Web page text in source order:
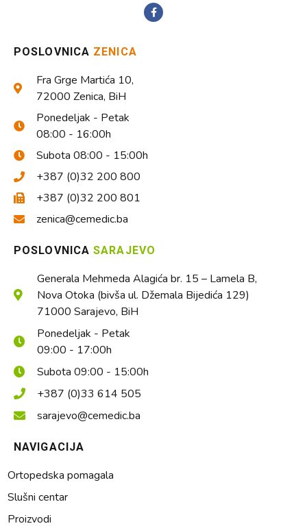
POSLOVNICA ZENICA
Fra Grge Martića 10,
72000 Zenica, BiH
Ponedeljak - Petak
08:00 - 16:00h
Subota 08:00 - 15:00h
+387 (0)32 200 800
+387 (0)32 200 801
zenica@cemedic.ba
POSLOVNICASARAJEVO
Generala Mehmeda Alagića br. 15 – Lamela B,
Nova Otoka (bivša ul. Džemala Bijedića 129)
71000 Sarajevo, BiH
Ponedeljak - Petak
09:00 - 17:00h
Subota 09:00 - 15:00h
+387 (0)33 614 505
sarajevo@cemedic.ba
NAVIGACIJA
Ortopedska pomagala
Slušni centar
Proizvodi